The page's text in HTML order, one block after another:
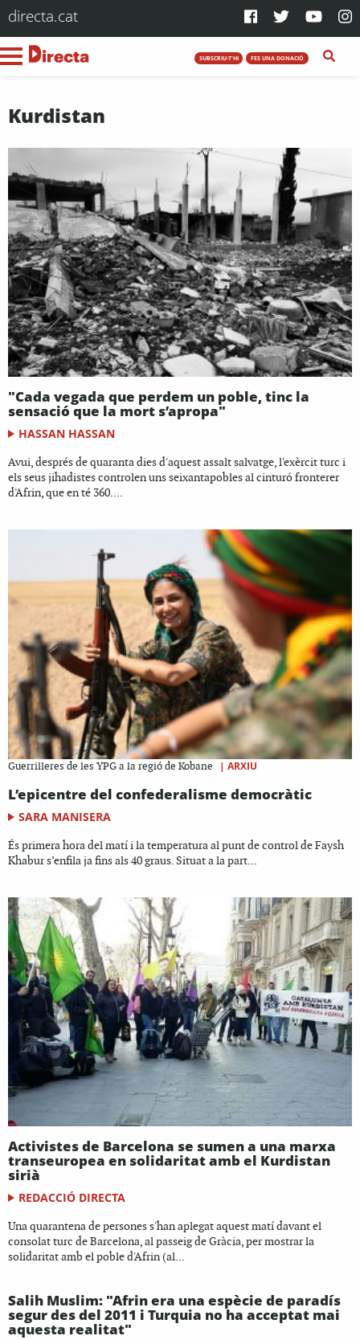
directa.cat
SUBSCRIU-T'HI FES UNA DONACIÓ
Kurdistan
"Cada vegada que perdem un poble, tinc la
sensació que la mort s’apropa"
HASSAN HASSAN
Avui, després de quaranta dies d'aquest assalt salvatge, l'exèrcit turc i
els seus jihadistes controlen uns seixantapobles al cinturó fronterer
d'Afrin, que en té 360....
Guerrilleres de les YPG a la regió de Kobane | ARXIU
L’epicentre del confederalisme democràtic
SARA MANISERA
És primera hora del matí i la temperatura al punt de control de Faysh
Khabur s’enfila ja fins als 40 graus. Situat a la part...
Activistes de Barcelona se sumen a una marxa
transeuropea en solidaritat amb el Kurdistan
sirià
REDACCIÓ DIRECTA
Una quarantena de persones s'han aplegat aquest matí davant el
consolat turc de Barcelona, al passeig de Gràcia, per mostrar la
solidaritat amb el poble d'Afrin (al...
Salih Muslim: "Afrin era una espècie de paradís
segur des del 2011 i Turquia no ha acceptat mai
aquesta realitat"